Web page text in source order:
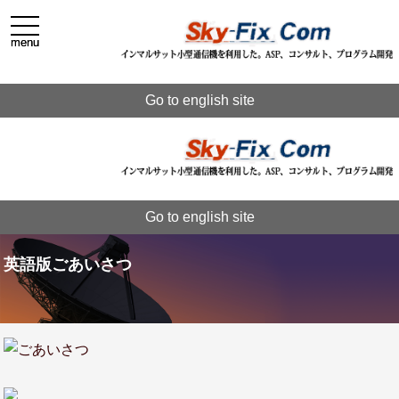
toggle
navigation
menu
Go to english site
toggle
navigation
menu
Go to english site
英語版ごあいさつ